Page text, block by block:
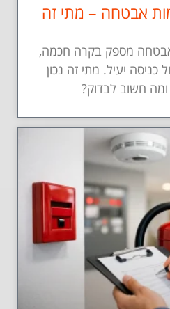
אבטחה – מתי זה
אבטחה מספק בקרה חכמה,
כניסה יעיל. מתי זה נכון
ומה חשוב לבדוק?